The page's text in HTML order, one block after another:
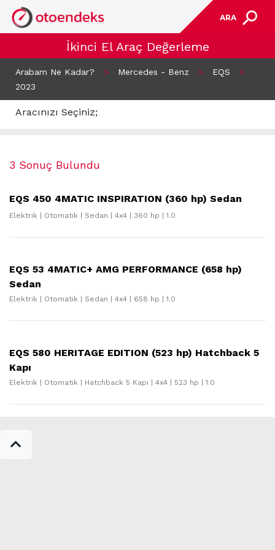
ARA
İkinci El Araç Değerleme
Arabam Ne Kadar? > Mercedes - Benz > EQS
>
2023
Aracınızı Seçiniz;
3 Sonuç Bulundu
EQS 450 4MATIC INSPIRATION (360 hp) Sedan
Elektrik | Otomatik | Sedan | 4x4 | 360 hp | 1.0
EQS 53 4MATIC+ AMG PERFORMANCE (658 hp)
Sedan
Elektrik | Otomatik | Sedan | 4x4 | 658 hp | 1.0
EQS 580 HERITAGE EDITION (523 hp) Hatchback 5
Kapı
Elektrik | Otomatik | Hatchback 5 Kapı | 4x4 | 523 hp | 1.0